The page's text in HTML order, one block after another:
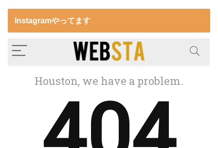
Instagramやってます